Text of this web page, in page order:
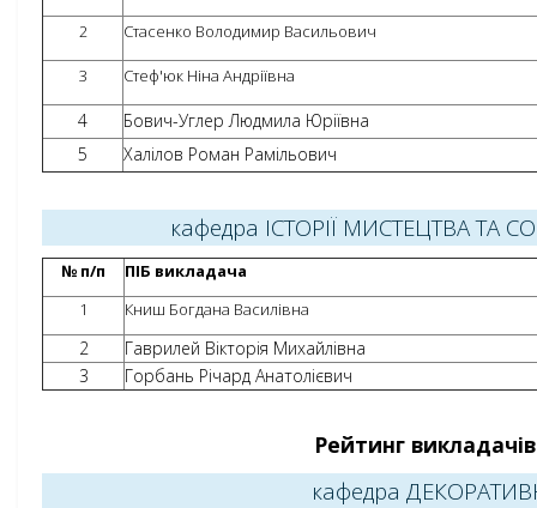
2
Стасенко Володимир Васильович
3 Стеф'юк Ніна Андріївна
4
Бович-Углер Людмила Юріївна
5
Халілов Роман Рамільович
кафедра ІСТОРІЇ МИСТЕЦТВА ТА
№ п/п
ПІБ викладача
1
Книш Богдана Василівна
2
Гаврилей Вікторія Михайлівна
3
Горбань Річард Анатолієвич
Рейтинг
кафедра